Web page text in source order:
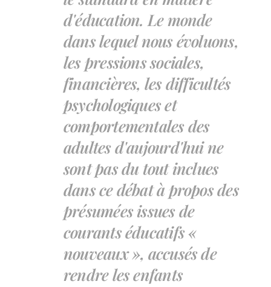
d'éducation. Le monde
dans lequel nous évoluons,
les pressions sociales,
financières, les difficultés
psychologiques et
comportementales des
adultes d'aujourd'hui ne
sont pas du tout inclues
dans ce débat à propos des
présumées issues de
courants éducatifs «
nouveaux », accusés de
rendre les enfants